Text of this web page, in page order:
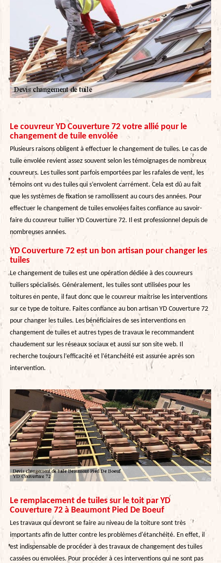
Le couvreur YD Couverture 72 votre allié pour le
changement de tuile envolée
Plusieurs raisons obligent à effectuer le changement de tuiles. Le cas de
tuile envolée revient assez souvent selon les témoignages de nombreux
couvreurs. Les tuiles sont parfois emportées par les rafales de vent, les
témoins ont vu des tuiles qui s’envolent carrément. Cela est dû au fait
que les systèmes de fixation se ramollissent au cours des années. Pour
effectuer le changement de tuiles envolées faites confiance au savoir-
faire du couvreur tuilier YD Couverture 72. Il est professionnel depuis de
nombreuses années.
YD Couverture 72 est un bon artisan pour changer les
tuiles
Le changement de tuiles est une opération dédiée à des couvreurs
tuiliers spécialisés. Généralement, les tuiles sont utilisées pour les
toitures en pente, il faut donc que le couvreur maitrise les interventions
sur ce type de toiture. Faites confiance au bon artisan YD Couverture 72
pour changer les tuiles. Les bénéficiaires de ses interventions en
changement de tuiles et autres types de travaux le recommandent
chaudement sur les réseaux sociaux et aussi sur son site web. Il
recherche toujours l’efficacité et l’étanchéité est assurée après son
intervention.
Le remplacement de tuiles sur le toit par YD
Couverture 72 à Beaumont Pied De Boeuf
Les travaux qui devront se faire au niveau de la toiture sont très
importants afin de lutter contre les problèmes d'étanchéité. En effet, il
est indispensable de procéder à des travaux de changement des tuiles
cassées ou envolées. Pour procéder à ces interventions qui ne sont pas